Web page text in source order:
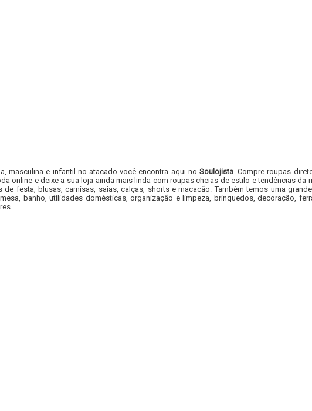
masculina e infantil no atacado você encontra aqui no Soulojista. Compre roupas
online e deixe a sua loja ainda mais linda com roupas cheias de estilo e tendências da
de festa, blusas, camisas, saias, calças, shorts e macacão. Também temos uma
banho, utilidades domésticas, organização e limpeza, brinquedos, decoração,